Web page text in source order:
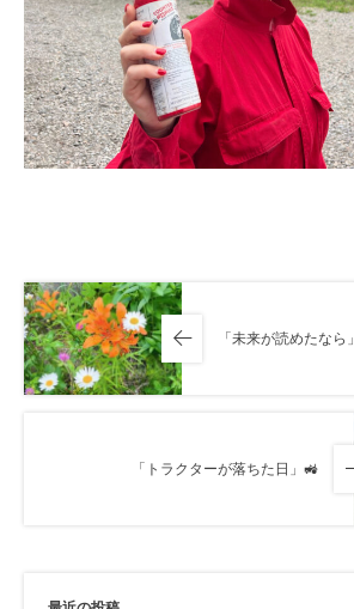
「未来が読めたなら」
「トラクターが落ちた日」🚜